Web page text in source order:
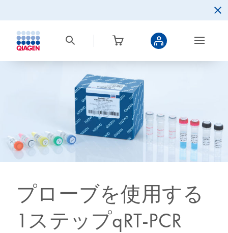
プローブを使用する
1ステップqRT-PCR